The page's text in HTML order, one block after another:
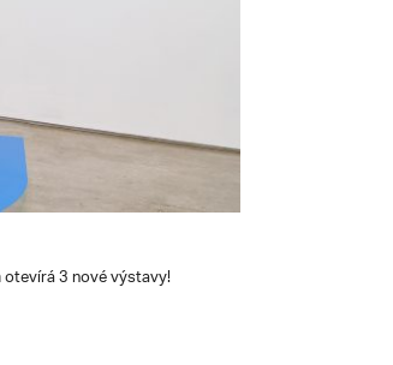
otevírá 3 nové výstavy!